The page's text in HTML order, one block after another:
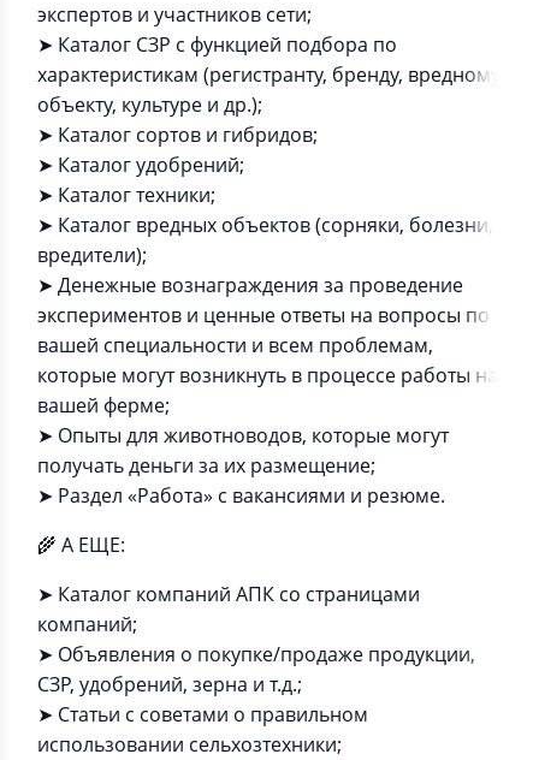
экспертов и участников сети;
➤ Каталог СЗР с функцией подбора по
характеристикам (регистранту, бренду, вредному
объекту, культуре и др.);
➤ Каталог сортов и гибридов;
➤ Каталог удобрений;
➤ Каталог техники;
➤ Каталог вредных объектов (сорняки, болезни,
вредители);
➤ Денежные вознаграждения за проведение
экспериментов и ценные ответы на вопросы по
вашей специальности и всем проблемам,
которые могут возникнуть в процессе работы на
вашей ферме;
➤ Опыты для животноводов, которые могут
получать деньги за их размещение;
➤ Раздел «Работа» с вакансиями и резюме.
🌾 А ЕЩЕ:
➤ Каталог компаний АПК со страницами
компаний;
➤ Объявления о покупке/продаже продукции,
СЗР, удобрений, зерна и т.д.;
➤ Статьи с советами о правильном
использовании сельхозтехники;